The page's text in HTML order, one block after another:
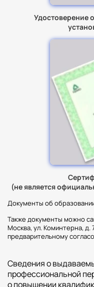
Удостоверение
(не является
Документы об
Также документы можно
Москва, ул. Коминтерна, д.
предварительному
Сведения о
профессиональной
о повышении